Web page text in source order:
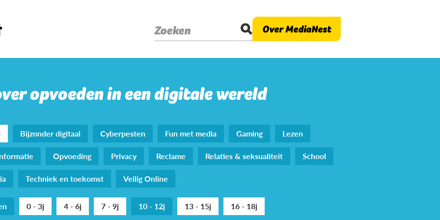
Zoeken Over MediaNest
opvoeden in een digitale wereld
Bijzonder digitaal Cyberpesten Fun met media Gaming
Lezen
Opvoeding Privacy Reclame Relaties & seksualiteit
School
Techniek en toekomst Veilig Online
0 - 3j 4 - 6j 7 - 9j 10 - 12j 13 - 15j 16 - 18j